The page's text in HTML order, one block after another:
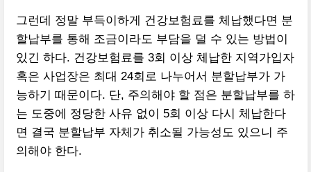
그런데 정말 부득이하게 건강보험료를 체납했다면 분
할납부를 통해 조금이라도 부담을 덜 수 있는 방법이
있긴 하다. 건강보험료를 3회 이상 체납한 지역가입자
혹은 사업장은 최대 24회로 나누어서 분할납부가 가
능하기 때문이다. 단, 주의해야 할 점은 분할납부를 하
는 도중에 정당한 사유 없이 5회 이상 다시 체납한다
면 결국 분할납부 자체가 취소될 가능성도 있으니 주
의해야 한다.